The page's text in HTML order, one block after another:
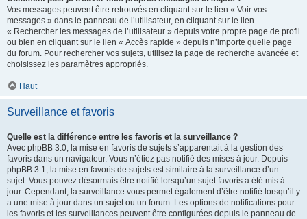
Vos messages peuvent être retrouvés en cliquant sur le lien « Voir vos
messages » dans le panneau de l’utilisateur, en cliquant sur le lien
« Rechercher les messages de l’utilisateur » depuis votre propre page de profil
ou bien en cliquant sur le lien « Accès rapide » depuis n’importe quelle page
du forum. Pour rechercher vos sujets, utilisez la page de recherche avancée et
choisissez les paramètres appropriés.
Haut
Surveillance et favoris
Quelle est la différence entre les favoris et la surveillance ?
Avec phpBB 3.0, la mise en favoris de sujets s’apparentait à la gestion des
favoris dans un navigateur. Vous n’étiez pas notifié des mises à jour. Depuis
phpBB 3.1, la mise en favoris de sujets est similaire à la surveillance d’un
sujet. Vous pouvez désormais être notifié lorsqu’un sujet favoris a été mis à
jour. Cependant, la surveillance vous permet également d’être notifié lorsqu’il y
a une mise à jour dans un sujet ou un forum. Les options de notifications pour
les favoris et les surveillances peuvent être configurées depuis le panneau de